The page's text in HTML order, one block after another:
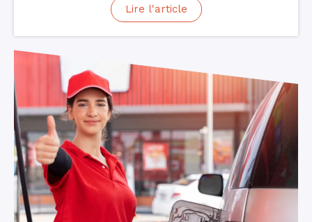
Lire l'article